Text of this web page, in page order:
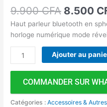
9.900CFA 8.500
Haut parleur bluetooth en
horloge numérique mode
Ajouter au
COMMANDER SUR
Catégories :Accessoires &